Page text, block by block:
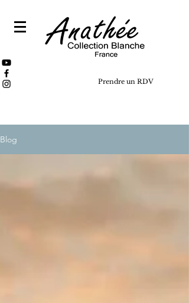
Prendre un RDV
Blog